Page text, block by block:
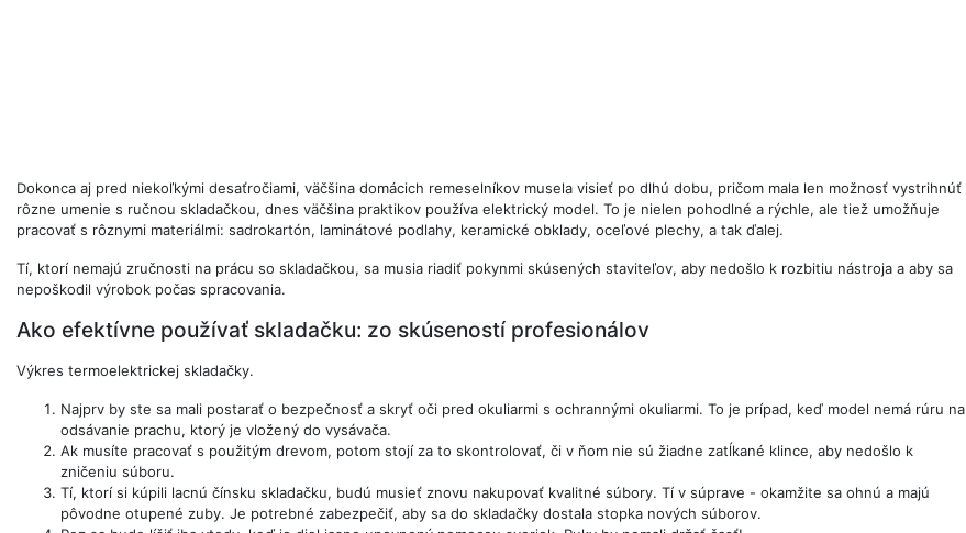
Dokonca aj pred niekoľkými desaťročiami, väčšina domácich remeselníkov musela visieť po dlhú dobu, pričom mala len možnosť vystrihnúť
rôzne umenie s ručnou skladačkou, dnes väčšina praktikov používa elektrický model. To je nielen pohodlné a rýchle, ale tiež umožňuje
pracovať s rôznymi materiálmi: sadrokartón, laminátové podlahy, keramické obklady, oceľové plechy, a tak ďalej.
Tí, ktorí nemajú zručnosti na prácu so skladačkou, sa musia riadiť pokynmi skúsených staviteľov, aby nedošlo k rozbitiu nástroja a aby sa
nepoškodil výrobok počas spracovania.
Ako efektívne používať skladačku: zo skúseností profesionálov
Výkres termoelektrickej skladačky.
Najprv by ste sa mali postarať o bezpečnosť a skryť oči pred okuliarmi s ochrannými okuliarmi. To je prípad, keď model nemá rúru na
odsávanie prachu, ktorý je vložený do vysávača.
Ak musíte pracovať s použitým drevom, potom stojí za to skontrolovať, či v ňom nie sú žiadne zatĺkané klince, aby nedošlo k
zničeniu súboru.
Tí, ktorí si kúpili lacnú čínsku skladačku, budú musieť znovu nakupovať kvalitné súbory. Tí v súprave - okamžite sa ohnú a majú
pôvodne otupené zuby. Je potrebné zabezpečiť, aby sa do skladačky dostala stopka nových súborov.